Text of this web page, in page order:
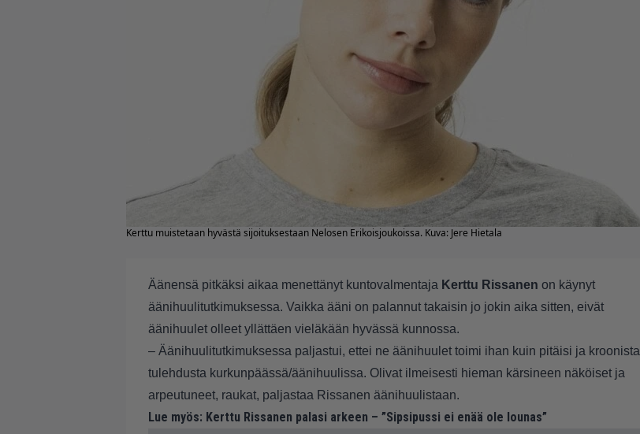
Kerttu muistetaan hyvästä sijoituksestaan Nelosen Erikoisjoukoissa. Kuva: Jere Hietala
Äänensä pitkäksi aikaa menettänyt kuntovalmentaja Kerttu Rissanen on käynyt
äänihuulitutkimuksessa. Vaikka ääni on palannut takaisin jo jokin aika sitten, eivät
äänihuulet olleet yllättäen vieläkään hyvässä kunnossa.
– Äänihuulitutkimuksessa paljastui, ettei ne äänihuulet toimi ihan kuin pitäisi ja kroonista
tulehdusta kurkunpäässä/äänihuulissa. Olivat ilmeisesti hieman kärsineen näköiset ja
arpeutuneet, raukat, paljastaa Rissanen äänihuulistaan.
Lue myös: Kerttu Rissanen palasi arkeen – ”Sipsipussi ei enää ole lounas”